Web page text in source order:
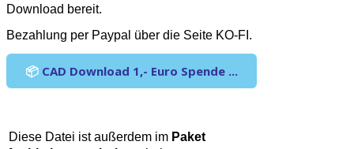
Download bereit.
Bezahlung per Paypal über die Seite KO-FI.
📦 CAD Download 1,- Euro Spende ...
Diese Datei ist außerdem im Paket